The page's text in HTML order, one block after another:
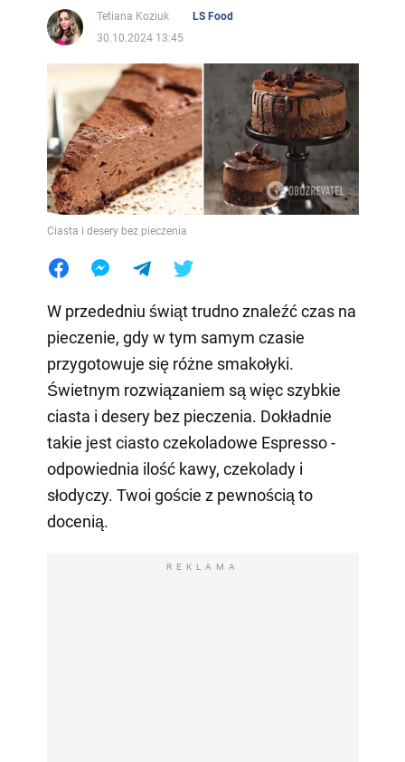
Tetiana Koziuk
LS Food
30.10.2024 13:45
Ciasta i desery bez pieczenia
W przededniu świąt trudno znaleźć czas na
pieczenie, gdy w tym samym czasie
przygotowuje się różne smakołyki.
Świetnym rozwiązaniem są więc szybkie
ciasta i desery bez pieczenia. Dokładnie
takie jest ciasto czekoladowe Espresso -
odpowiednia ilość kawy, czekolady i
słodyczy. Twoi goście z pewnością to
docenią.
REKLAMA